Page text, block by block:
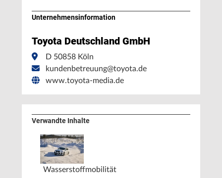
Unternehmens­information
Toyota Deutschland GmbH
D 50858 Köln
kundenbetreuung@toyota.de
www.toyota-media.de
Verwandte Inhalte
Wasserstoffmobilität